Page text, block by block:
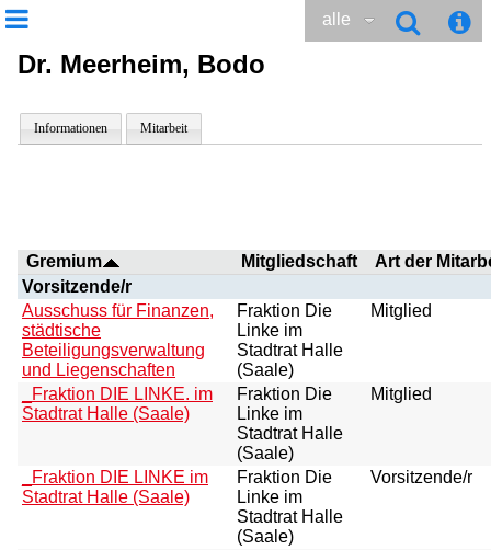
alle
Dr. Meerheim, Bodo
Informationen Mitarbeit
Gremium Mitgliedschaft
Art der
Vorsitzende/r
Ausschuss für Finanzen,
städtische
Beteiligungsverwaltung
und Liegenschaften
Fraktion Die
Linke im
Stadtrat Halle
(Saale)
Mitglied
_Fraktion DIE LINKE. im
Stadtrat Halle (Saale)
Fraktion Die
Linke im
Stadtrat Halle
(Saale)
Mitglied
_Fraktion DIE LINKE im
Stadtrat Halle (Saale)
Fraktion Die
Linke im
Stadtrat Halle
(Saale)
Vorsitzende/r